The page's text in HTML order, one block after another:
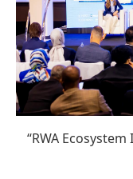
“RWA